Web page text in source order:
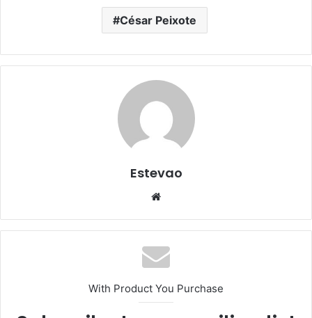
César Peixote
Estevao
Website
With Product You Purchase